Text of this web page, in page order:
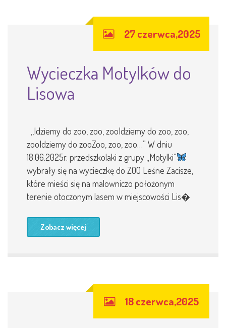
27 czerwca,2025
Wycieczka Motylków do
Lisowa
,,Idziemy do zoo, zoo, zooIdziemy do zoo, zoo,
zooIdziemy do zooZoo, zoo, zoo…” W dniu
18.06.2025r. przedszkolaki z grupy „Motylki”
wybrały się na wycieczkę do ZOO Leśne Zacisze,
które mieści się na malowniczo położonym
terenie otoczonym lasem w miejscowości Lis�
Zobacz więcej
18 czerwca,2025